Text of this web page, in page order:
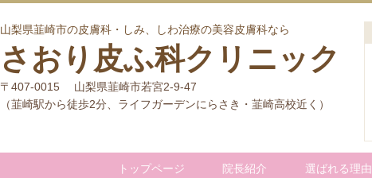
山梨県韮崎市の皮膚科・しみ、しわ治療の美容皮膚科なら
さおり皮ふ科クリニック
〒407-0015 山梨県韮崎市若宮2-9-47
（韮崎駅から徒歩2分、ライフガーデンにらさき・韮崎高校近く）
トップページ 院長紹介 選ばれる理由